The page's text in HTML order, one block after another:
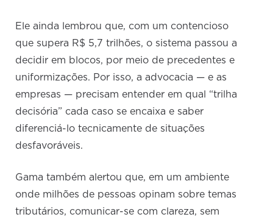
Ele ainda lembrou que, com um contencioso
que supera R$ 5,7 trilhões, o sistema passou a
decidir em blocos, por meio de precedentes e
uniformizações. Por isso, a advocacia — e as
empresas — precisam entender em qual “trilha
decisória” cada caso se encaixa e saber
diferenciá-lo tecnicamente de situações
desfavoráveis.
Gama também alertou que, em um ambiente
onde milhões de pessoas opinam sobre temas
tributários, comunicar-se com clareza, sem